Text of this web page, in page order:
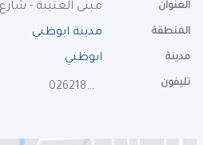
العنوان مبنى العتيبة -
المنطقة مدينة ابوظبي
مدينة ابوظبي
تليفون 026218400